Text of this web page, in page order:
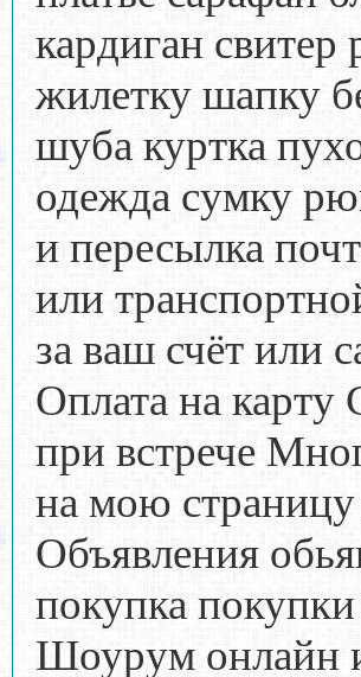
кардиган
жилетку шапку
шуба куртка
одежда сумку
и пересылка
или
за ваш счёт или
Оплата на
при встрече
на мою
Объявления
покупка
Шоурум онлайн